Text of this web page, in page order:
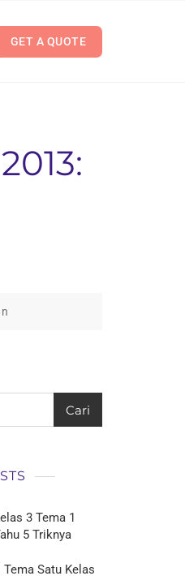
GET A QUOTE
Cari
3 Tema 1
5 Triknya
Satu Kelas